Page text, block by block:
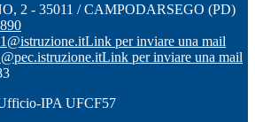
2 - 35011 / CAMPODARSEGO (PD)
Link per inviare una mail
Link per inviare una mail
IPA UFCF57